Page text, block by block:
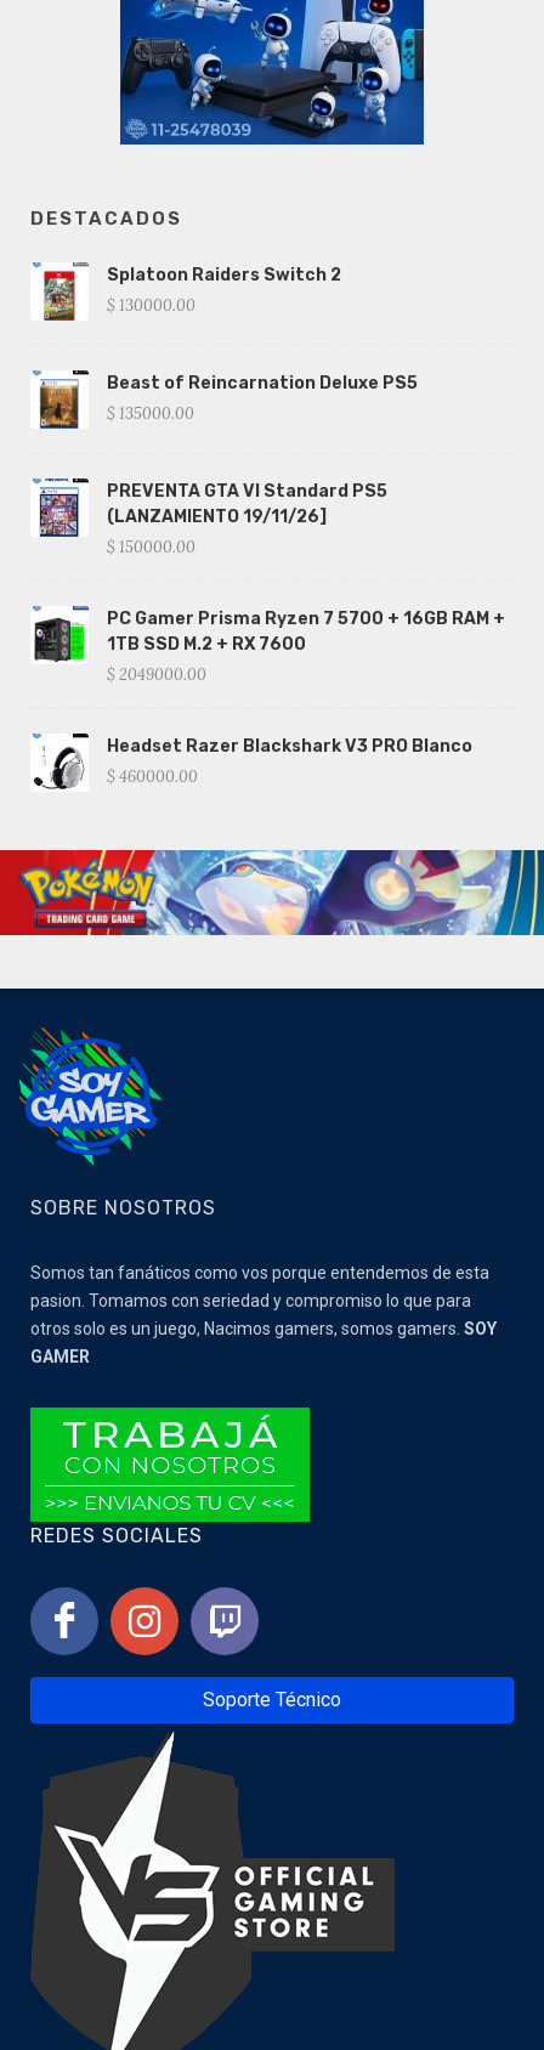
DESTACADOS
Splatoon Raiders Switch 2
$ 130000.00
Beast of Reincarnation Deluxe PS5
$ 135000.00
PREVENTA GTA VI Standard PS5
(LANZAMIENTO 19/11/26]
$ 150000.00
PC Gamer Prisma Ryzen 7 5700 + 16GB RAM +
1TB SSD M.2 + RX 7600
$ 2049000.00
Headset Razer Blackshark V3 PRO Blanco
$ 460000.00
SOBRE NOSOTROS
Somos tan fanáticos como vos porque entendemos de esta
pasion. Tomamos con seriedad y compromiso lo que para
otros solo es un juego, Nacimos gamers, somos gamers. SOY
GAMER
REDES SOCIALES
Soporte Técnico